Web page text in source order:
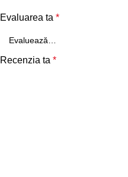
Evaluarea ta *
Recenzia ta *